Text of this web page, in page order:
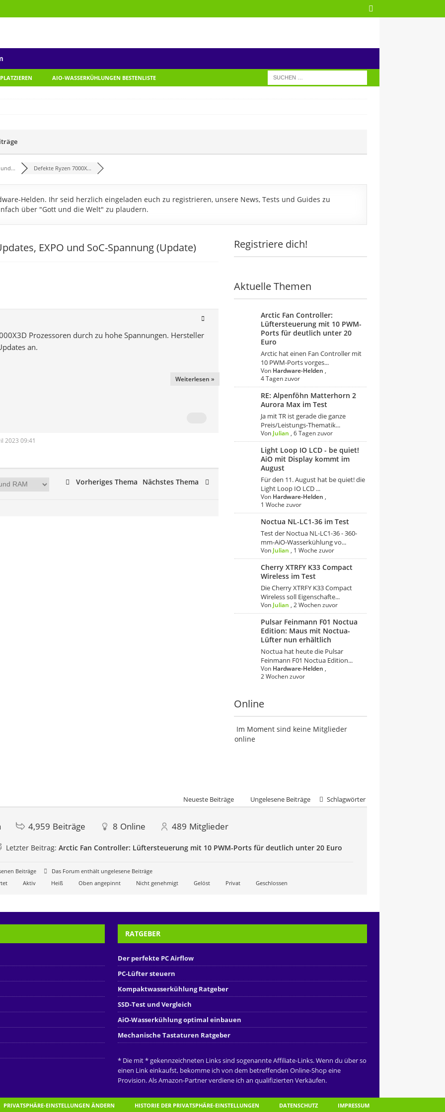
AIO-WASSERKÜHLUNGEN BESTENLISTE
Defekte Ryzen 7000X...
Helden. Ihr seid herzlich eingeladen euch zu registrieren, unsere News, Tests und Guides zu
über "Gott und die Welt" zu plaudern.
EXPO und SoC-Spannung (Update)
Prozessoren durch zu hohe Spannungen. Hersteller
an.
Weiterlesen »
2023 09:41
Vorheriges Thema Nächstes Thema
Registriere dich!
Aktuelle Themen
Arctic Fan Controller:
Lüftersteuerung mit 10 PWM-
Ports für deutlich unter 20
Euro
Arctic hat einen Fan Controller mit
10 PWM-Ports vorges...
Von Hardware-Helden ,
4 Tagen zuvor
RE: Alpenföhn Matterhorn 2
Aurora Max im Test
Ja mit TR ist gerade die ganze
Preis/Leistungs-Thematik...
Von Julian ,6 Tagen zuvor
Light Loop IO LCD - be quiet!
AiO mit Display kommt im
August
Für den 11. August hat be quiet! die
Light Loop IO LCD ...
Von Hardware-Helden ,
1 Woche zuvor
Noctua NL-LC1-36 im Test
Test der Noctua NL-LC1-36 - 360-
mm-AiO-Wasserkühlung vo...
Von Julian , 1 Woche zuvor
Cherry XTRFY K33 Compact
Wireless im Test
Die Cherry XTRFY K33 Compact
Wireless soll Eigenschafte...
Von Julian ,2 Wochen zuvor
Pulsar Feinmann F01 Noctua
Edition: Maus mit Noctua-
Lüfter nun erhältlich
Noctua hat heute die Pulsar
Feinmann F01 Noctua Edition...
Von Hardware-Helden ,
2 Wochen zuvor
Online
Im Moment sind keine Mitglieder
online
Neueste Beiträge Ungelesene Beiträge Schlagwörter
4,959 Beiträge 8 Online 489 Mitglieder
Letzter Beitrag: Arctic Fan Controller: Lüftersteuerung mit 10 PWM-Ports für deutlich unter 20 Euro
Beiträge
Das Forum enthält ungelesene Beiträge
Aktiv Heiß Oben angepinnt Nicht genehmigt Gelöst Privat Geschlossen
RATGEBER
Der perfekte PC Airflow
PC-Lüfter steuern
Kompaktwasserkühlung Ratgeber
SSD-Test und Vergleich
AiO-Wasserkühlung optimal einbauen
Mechanische Tastaturen Ratgeber
* Die mit * gekennzeichneten Links sind sogenannte Affiliate-Links. Wenn du über so
einen Link einkaufst, bekomme ich von dem betreffenden Online-Shop eine
Provision. Als Amazon-Partner verdiene ich an qualifizierten Verkäufen.
PRIVATSPHÄRE-EINSTELLUNGEN ÄNDERN HISTORIE DER PRIVATSPHÄRE-EINSTELLUNGEN DATENSCHUTZ IMPRESSUM